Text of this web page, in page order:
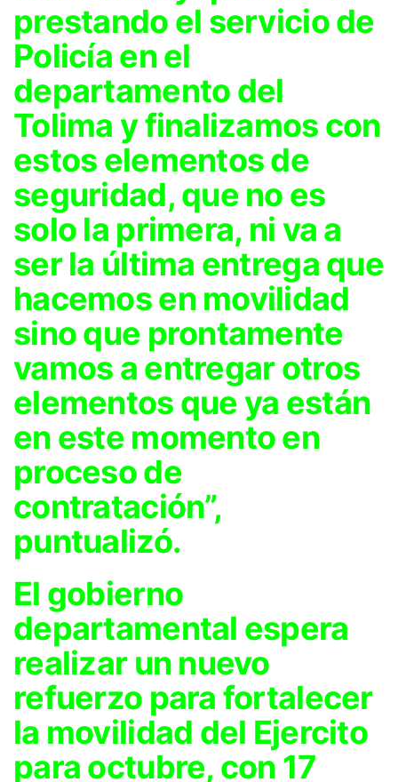
prestando el servicio de
Policía en el
departamento del
Tolima y finalizamos con
estos elementos de
seguridad, que no es
solo la primera, ni va a
ser la última entrega que
hacemos en movilidad
sino que prontamente
vamos a entregar otros
elementos que ya están
en este momento en
proceso de
contratación”,
puntualizó.
El gobierno
departamental espera
realizar un nuevo
refuerzo para fortalecer
la movilidad del Ejercito
para octubre, con 17